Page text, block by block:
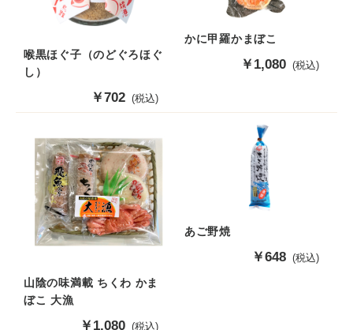
喉黒ほぐ子（のどぐろほぐ
し）
販
売
格
￥702 (税込)
かに甲羅かまぼこ
販
格
￥1,080 (税込)
山陰の味満載 ちくわ かま
ぼこ 大漁
販
￥1,080 (税込)
あご野焼
販
￥648 (税込)